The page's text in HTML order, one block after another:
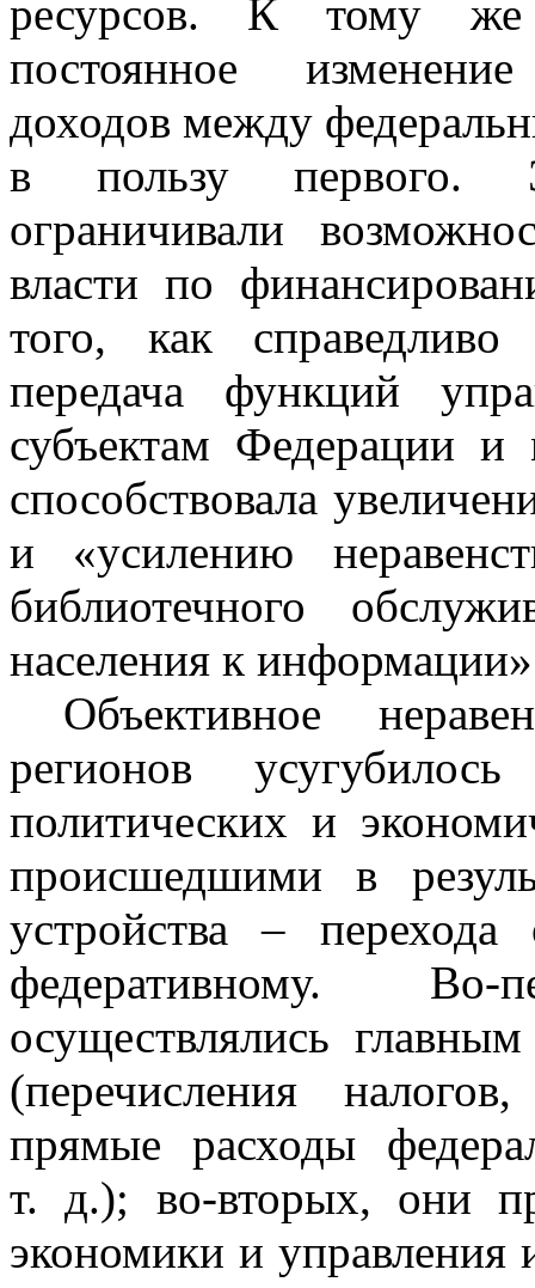
ресурсов. К тому же
постоянное
доходов между
в пользу первого.
ограничивали
власти по
того, как
передача функций
субъектам Федерации и
способствовала
и «усилению
библиотечного
населения к
Объективное
регионов
политических и
происшедшими в
устройства – перехода
федеративному.
осуществлялись
(перечисления
прямые расходы
т. д.); во-вторых, они
экономики и управления